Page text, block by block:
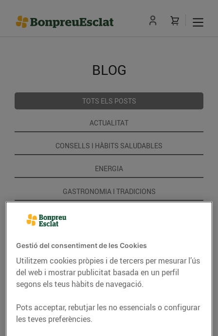
BLOG
TOTS ELS POSTS
ACTUALITAT
CONSELLS I HÀBITS SALUDABLES
ENERGIA
GASTRONOMIA I TRADICIONS
Gestió del consentiment de les Cookies
Utilitzem cookies pròpies i de tercers per mesurar l’ús
del web i mostrar publicitat basada en un perfil
segons els teus hàbits de navegació.
Pots acceptar, rebutjar les no essencials o configurar
les teves preferències.